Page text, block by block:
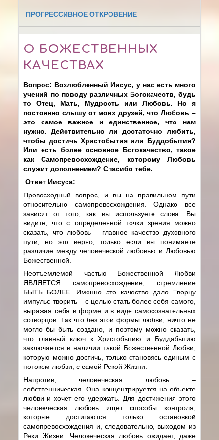
ПРОГРЕССИВНОЕ ОТКРОВЕНИЕ
О БОЖЕСТВЕННЫХ
КАЧЕСТВАХ
Вопрос: Возлюбленный Иисус, у нас есть много
учений по поводу различных Богокачеств, будь
то Отец, Мать, Мудрость или Любовь. Но я
постоянно слышу от моих друзей, что Любовь –
это самое важное и единственное, что нам
нужно. Действительно ли достаточно любить,
чтобы достичь Христобытия или Буддобытия?
Или есть более основное Богокачество, такое
как Самопревосхождение, которому Любовь
служит дополнением? Спасибо тебе.
Ответ Иисуса:
Превосходный вопрос, и вы на правильном пути
относительно самопревосхождения. Однако все
зависит от того, как вы используете слова. Вы
видите, что с определенной точки зрения можно
сказать, что любовь – главное качество духовного
пути, но это верно, только если вы понимаете
различие между человеческой любовью и Любовью
Божественной.
Неотъемлемой частью Божественной Любви
ЯВЛЯЕТСЯ самопревосхождение, стремление
БЫТЬ БОЛЕЕ. Именно это качество дало Творцу
импульс творить – с целью стать более себя самого,
выражая себя в форме и в виде самосознательных
сотворцов. Так что без этой формы любви, ничто не
могло бы быть создано, и поэтому можно сказать,
что главный ключ к Христобытию и Буддабытию
заключается в наличии такой Божественной Любви,
которую можно достичь, только становясь единым с
потоком любви, с самой Рекой Жизни.
Напротив, человеческая любовь –
собственническая. Она концентрируется на объекте
любви и хочет его удержать. Для достижения этого
человеческая любовь ищет способы контроля,
которые достигаются только остановкой
самопревосхождения и, следовательно, выходом из
Реки Жизни. Человеческая любовь ожидает, даже